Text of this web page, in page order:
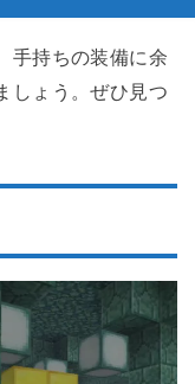
手持ちの装備に余
しょう。ぜひ見つ